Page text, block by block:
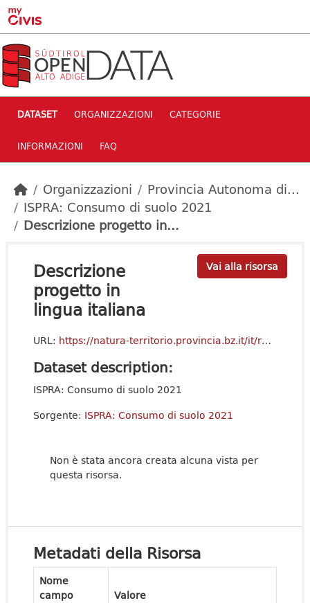
Skip to main content
DATASET ORGANIZZAZIONI CATEGORIE
INFORMAZIONI FAQ
Organizzazioni
Provincia Autonoma di...
ISPRA: Consumo di suolo 2021
Descrizione progetto in...
Vai alla risorsa
Descrizione
progetto in
lingua italiana
URL: https://natura-territorio.provincia.bz.it/it/rapporto-ispra-consumo-di-suolo
Dataset description:
ISPRA: Consumo di suolo 2021
Sorgente: ISPRA: Consumo di suolo 2021
Non è stata ancora creata alcuna vista per
questa risorsa.
Metadati della Risorsa
Nome
campo
Valore